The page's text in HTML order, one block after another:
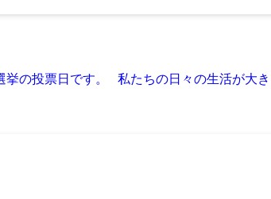
の投票日です。 私たちの日々の生活が大